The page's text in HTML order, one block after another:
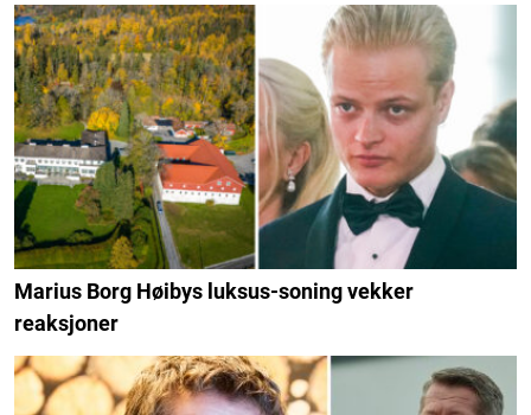
Marius Borg Høibys luksus-soning vekker
reaksjoner